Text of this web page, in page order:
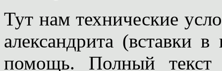
Тут нам технические
александрита (вставки
помощь. Полный текст